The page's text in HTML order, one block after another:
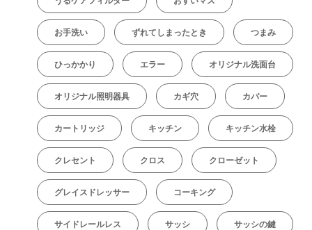
お手洗い ずれてしまったとき つまみ
ひっかかり エラー オリジナル洗面台
オリジナル照明器具 カギ穴 カバー
カートリッジ キッチン キッチン水栓
クレセント クロス クローゼット
グレイスドレッサー コーキング
サイドレールレス サッシ サッシの鍵